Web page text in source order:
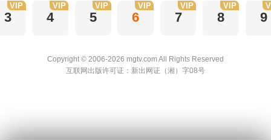
3
VIP
4
VIP
5
VIP
6
VIP
7
VIP
8
VIP
9
Copyright © 2006-2026 mgtv.com All Rights Reserved
互联网出版许可证：新出网证（湘）字08号